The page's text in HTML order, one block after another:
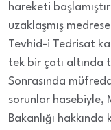
hareketi
uzaklaşmış
Tevhid-i Tedrisat
tek bir çatı altında
Sonrasında
sorunlar hasebiyle,
Bakanlığı